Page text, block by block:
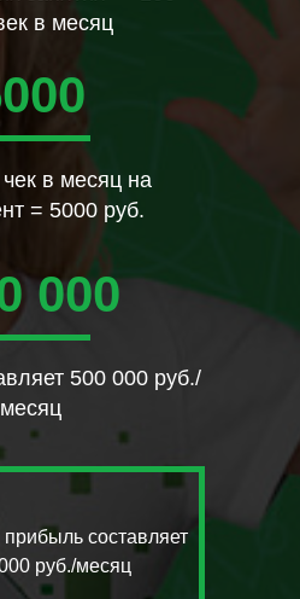
в месяц
в месяц на
= 5000 руб.
500 000 руб./
месяц
000
прибыль составляет
руб./месяц
очень
где дети
делать все
для детей быть
быть